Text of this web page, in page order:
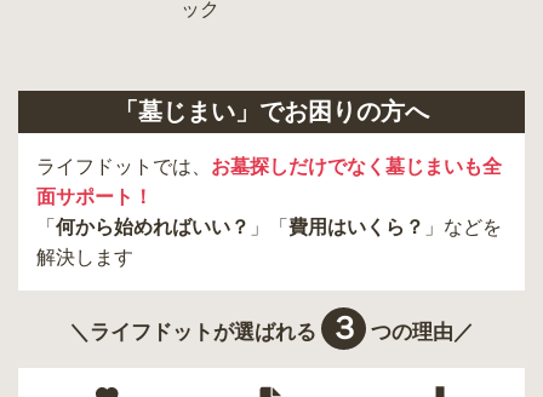
昭島市
葛飾区 墨田区
杉並区
「墓じまい」でお困りの方へ
ライフドットでは、 お墓探しだけでなく墓じまいも全
面サポート！
「 何から始めればいい？ 」「 費用はいくら？ 」などを
解決します
＼ライフドットが選ばれる ３ つの理由／